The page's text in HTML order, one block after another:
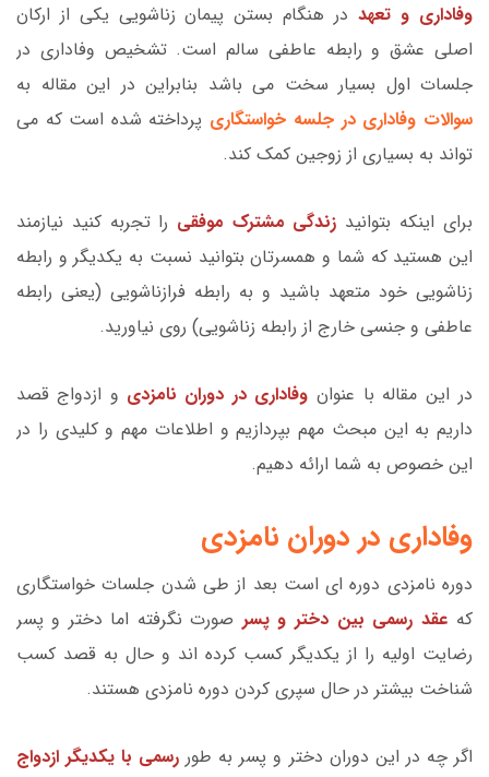
وفاداری و تعهد در هنگام بستن پیمان زناشویی یکی از ارکان
اصلی عشق و رابطه عاطفی سالم است. تشخیص وفاداری در
جلسات اول بسیار سخت می باشد بنابراین در این مقاله به
سوالات وفاداری در جلسه خواستگاری پرداخته شده است که می
تواند به بسیاری از زوجین کمک کند.
برای اینکه بتوانید زندگی مشترک موفقی را تجربه کنید نیازمند
این هستید که شما و همسرتان بتوانید نسبت به یکدیگر و رابطه
زناشویی خود متعهد باشید و به رابطه فرازناشویی (یعنی رابطه
عاطفی و جنسی خارج از رابطه زناشویی) روی نیاورید.
در این مقاله با عنوان وفاداری در دوران نامزدی و ازدواج قصد
داریم به این مبحث مهم بپردازیم و اطلاعات مهم و کلیدی را در
این خصوص به شما ارائه دهیم.
وفاداری در دوران نامزدی
دوره نامزدی دوره ای است بعد از طی شدن جلسات خواستگاری
که عقد رسمی بین دختر و پسر صورت نگرفته اما دختر و پسر
رضایت اولیه را از یکدیگر کسب کرده اند و حال به قصد کسب
شناخت بیشتر در حال سپری کردن دوره نامزدی هستند.
اگر چه در این دوران دختر و پسر به طور رسمی با یکدیگر ازدواج